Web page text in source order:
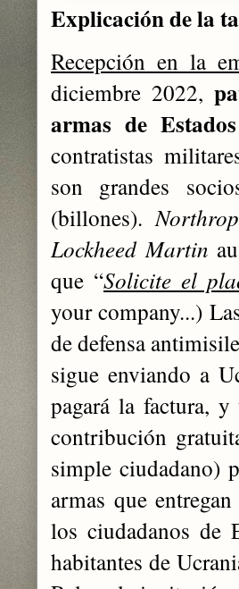
Explicación de la
Recepción en la
diciembre 2022,
armas de
contratistas
son grandes
(billones).
Lockheed Martin
que “Solicite el
your company...)
de defensa
sigue enviando a
pagará la factura,
contribución
simple ciudadano)
armas que
los ciudadanos de
habitantes de